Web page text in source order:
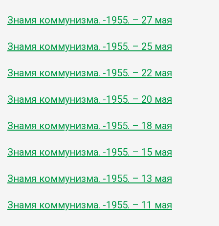
Знамя коммунизма. -1955. – 27 мая
Знамя коммунизма. -1955. – 25 мая
Знамя коммунизма. -1955. – 22 мая
Знамя коммунизма. -1955. – 20 мая
Знамя коммунизма. -1955. – 18 мая
Знамя коммунизма. -1955. – 15 мая
Знамя коммунизма. -1955. – 13 мая
Знамя коммунизма. -1955. – 11 мая